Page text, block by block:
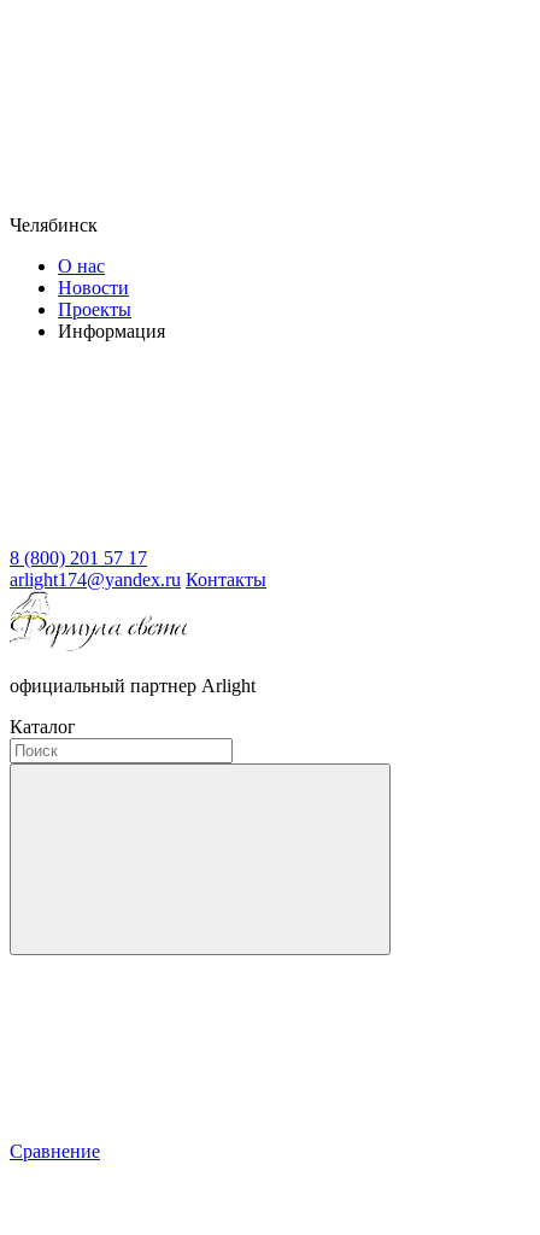
Челябинск
О нас
Новости
Проекты
Информация
8 (800) 201 57 17
arlight174@yandex.ru Контакты
официальный партнер Arlight
Каталог
Сравнение